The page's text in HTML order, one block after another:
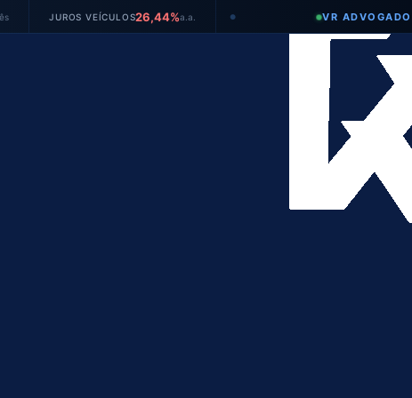
JUROS VEÍCULOS26,44%a.a. ● VR ADVOGADOS